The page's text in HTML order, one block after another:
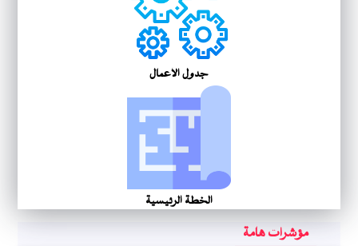
جدول الأعمال
الخطة الرئيسية
مؤشرات هامة